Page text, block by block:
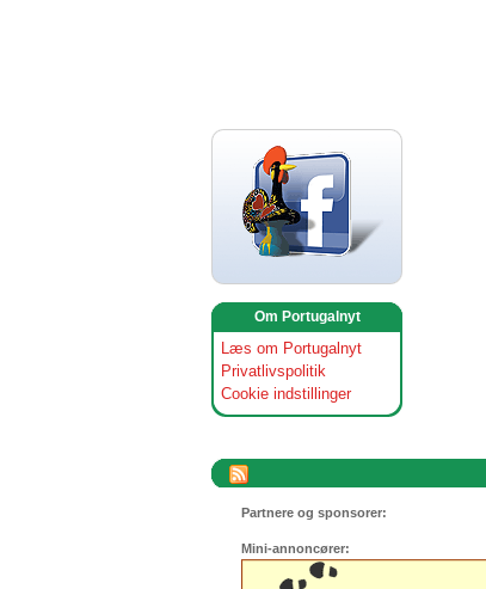
Om Portugalnyt
Læs om Portugalnyt
Privatlivspolitik
Cookie indstillinger
Partnere og sponsorer:
Mini-annoncører: